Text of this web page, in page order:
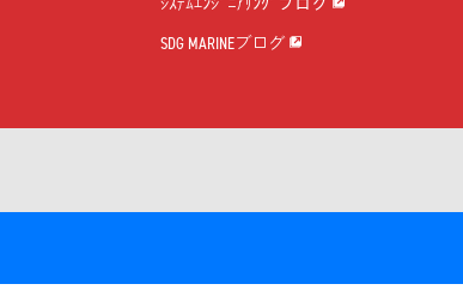
ｼｽﾃﾑｴﾝｼﾞﾆｱﾘﾝｸﾞブログ
SDG MARINEブログ